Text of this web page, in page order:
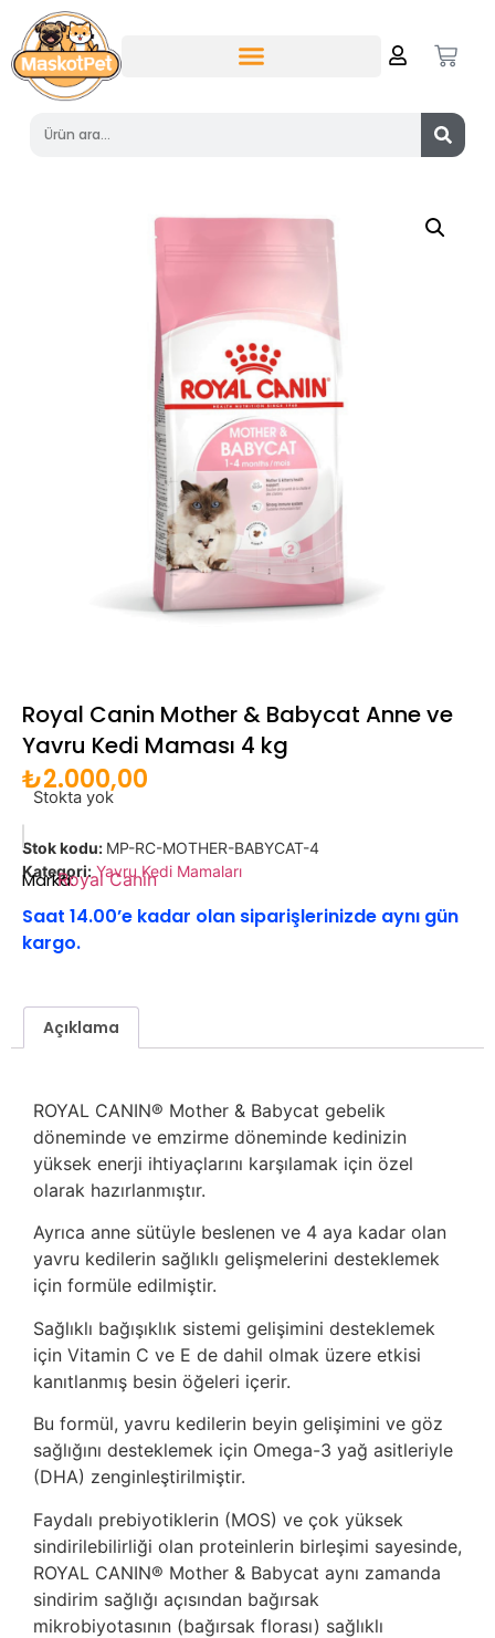
Royal Canin Mother & Babycat Anne ve
Yavru Kedi Maması 4 kg
₺2.000,00
Stokta yok
Stok kodu: MP-RC-MOTHER-BABYCAT-4
Kategori: Yavru Kedi Mamaları
Marka:Royal Canin
Saat 14.00’e kadar olan siparişlerinizde aynı gün
kargo.
Açıklama
ROYAL CANIN® Mother & Babycat gebelik
döneminde ve emzirme döneminde kedinizin
yüksek enerji ihtiyaçlarını karşılamak için özel
olarak hazırlanmıştır.
Ayrıca anne sütüyle beslenen ve 4 aya kadar olan
yavru kedilerin sağlıklı gelişmelerini desteklemek
için formüle edilmiştir.
Sağlıklı bağışıklık sistemi gelişimini desteklemek
için Vitamin C ve E de dahil olmak üzere etkisi
kanıtlanmış besin öğeleri içerir.
Bu formül, yavru kedilerin beyin gelişimini ve göz
sağlığını desteklemek için Omega-3 yağ asitleriyle
(DHA) zenginleştirilmiştir.
Faydalı prebiyotiklerin (MOS) ve çok yüksek
sindirilebilirliği olan proteinlerin birleşimi sayesinde,
ROYAL CANIN® Mother & Babycat aynı zamanda
sindirim sağlığı açısından bağırsak
mikrobiyotasının (bağırsak florası) sağlıklı